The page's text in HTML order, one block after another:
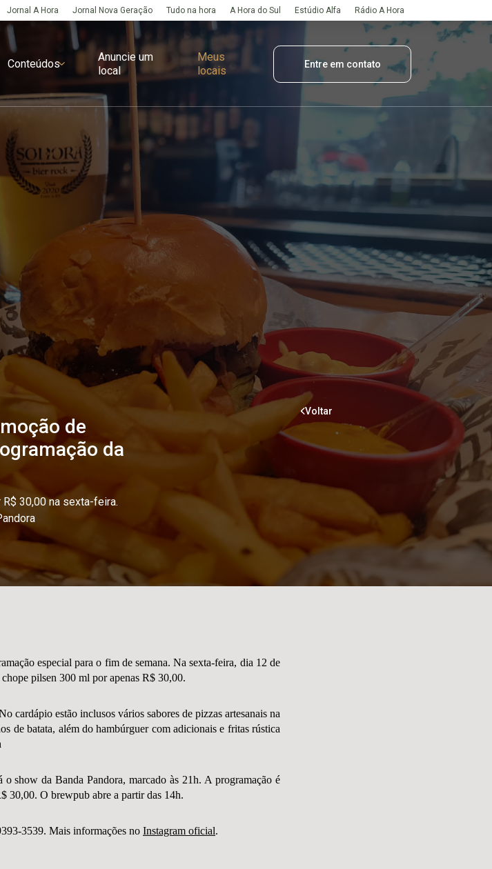
Jornal A Hora Jornal Nova Geração Tudo na hora A Hora do Sul Estúdio Alfa Rádio A Hora
Conteúdos
Anuncie um
local
Meus
locais
Entre em contato
de
da
30,00 na sexta-feira.
Voltar
especial para o fim de semana. Na sexta-feira, dia 12 de
pilsen 300 ml por apenas R$ 30,00.
cardápio estão inclusos vários sabores de pizzas artesanais na
de batata, além do hambúrguer com adicionais e fritas rústica
show da Banda Pandora, marcado às 21h. A programação é
30,00. O brewpub abre a partir das 14h.
3539. Mais informações no Instagram oficial.